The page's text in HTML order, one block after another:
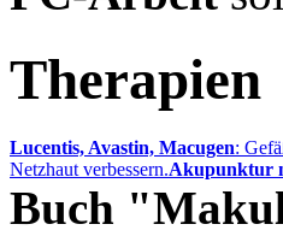
Therapien
Lucentis, Avastin, Macugen:
Netzhaut verbessern.Akupunktur
Buch